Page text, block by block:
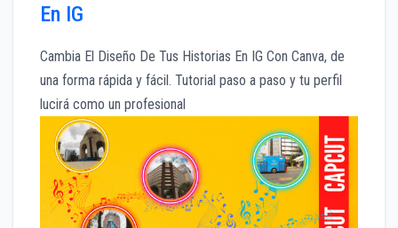
En IG
Cambia El Diseño De Tus Historias En IG Con Canva, de
una forma rápida y fácil. Tutorial paso a paso y tu perfil
lucirá como un profesional